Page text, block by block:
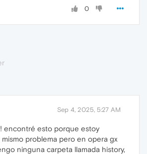
0
Sep 4, 2025, 5:27 AM
encontré esto porque estoy
problema pero en opera gx
ninguna carpeta llamada history,